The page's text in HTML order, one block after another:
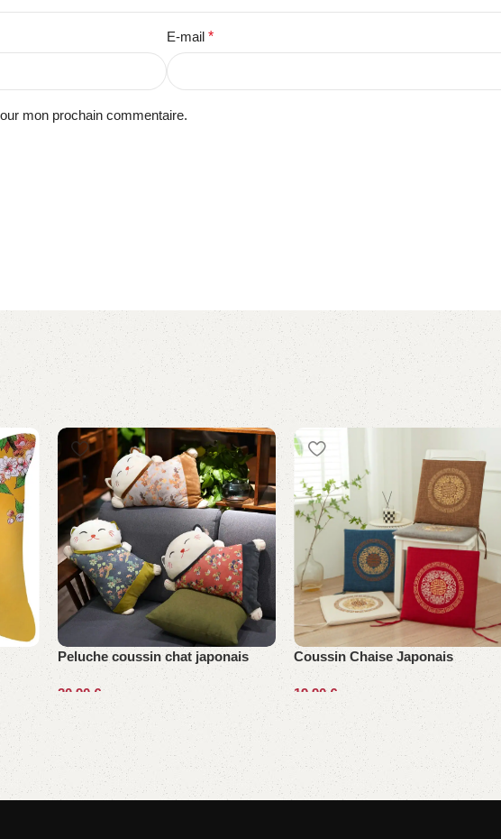
E-mail *
mon prochain commentaire.
Peluche coussin chat japonais
20,90 €
Choix des options
Coussin Chaise Japonais
19,90 €
Choix des options